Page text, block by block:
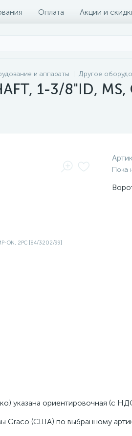
Оплата Акции и
и аппараты Другое
1-3/8"ID,
Пока
указана ориентировочная (с
Graco (США) по выбранному